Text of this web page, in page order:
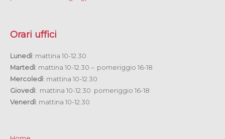
Orari uffici
Lunedì: mattina 10-12.30
Martedì: mattina 10-12.30 – pomeriggio 16-18
Mercoledì: mattina 10-12.30
Giovedì: mattina 10-12.30 pomeriggio 16-18
Venerdì: mattina 10-12.30